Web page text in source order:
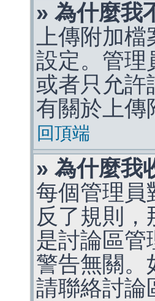
» 為什麼我
上傳附加檔
設定。管理
或者只允許
有關於上傳
回頂端
» 為什麼我
每個管理員
反了規則
是討論區管
警告無關。
請聯絡討論